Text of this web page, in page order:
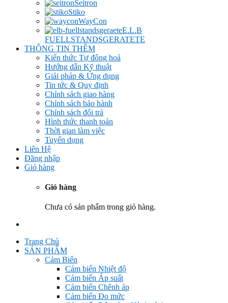
Seitron
Stiko
WayCon
E.L.B
FUELLSTANDSGERATETE
THÔNG TIN THÊM
Kiến thức Tự đông hoá
Hướng dẫn Kỹ thuật
Giải pháp & Ứng dụng
Tin tức & Quy định
Chính sách giao hàng
Chính sách bảo hành
Chính sách đổi trả
Hình thức thanh toán
Thời gian làm việc
Tuyển dụng
Liên Hệ
Đăng nhập
Giỏ hàng
Giỏ hàng
Chưa có sản phẩm trong giỏ hàng.
Trang Chủ
SẢN PHẨM
Cảm Biến
Cảm biến Nhiệt độ
Cảm biến Áp suất
Cảm biến Chênh áp
Cảm biến Đo mức